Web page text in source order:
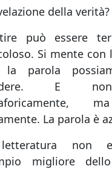
della verità?
può essere
Si mente con
la parola
E
La parola è
non
migliore